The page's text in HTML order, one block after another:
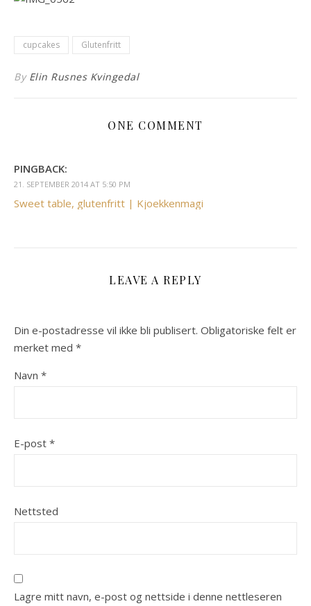
cupcakes Glutenfritt
By Elin Rusnes Kvingedal
ONE COMMENT
PINGBACK:
21. SEPTEMBER 2014 AT 5:50 PM
Sweet table, glutenfritt | Kjoekkenmagi
LEAVE A REPLY
Din e-postadresse vil ikke bli publisert. Obligatoriske felt er
merket med *
Navn *
E-post *
Nettsted
Lagre mitt navn, e-post og nettside i denne nettleseren